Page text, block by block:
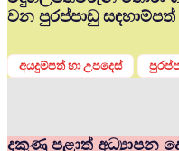
වන පුරප්පාඩු සඳහාම්පත්
අයදුම්පත් හා උපදෙස්
දකුණු පළාත් අධ්‍යාපන